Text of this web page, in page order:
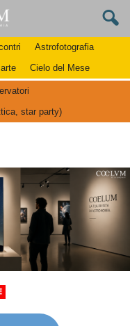
Astrofotografia
Cielo del Mese
star party)